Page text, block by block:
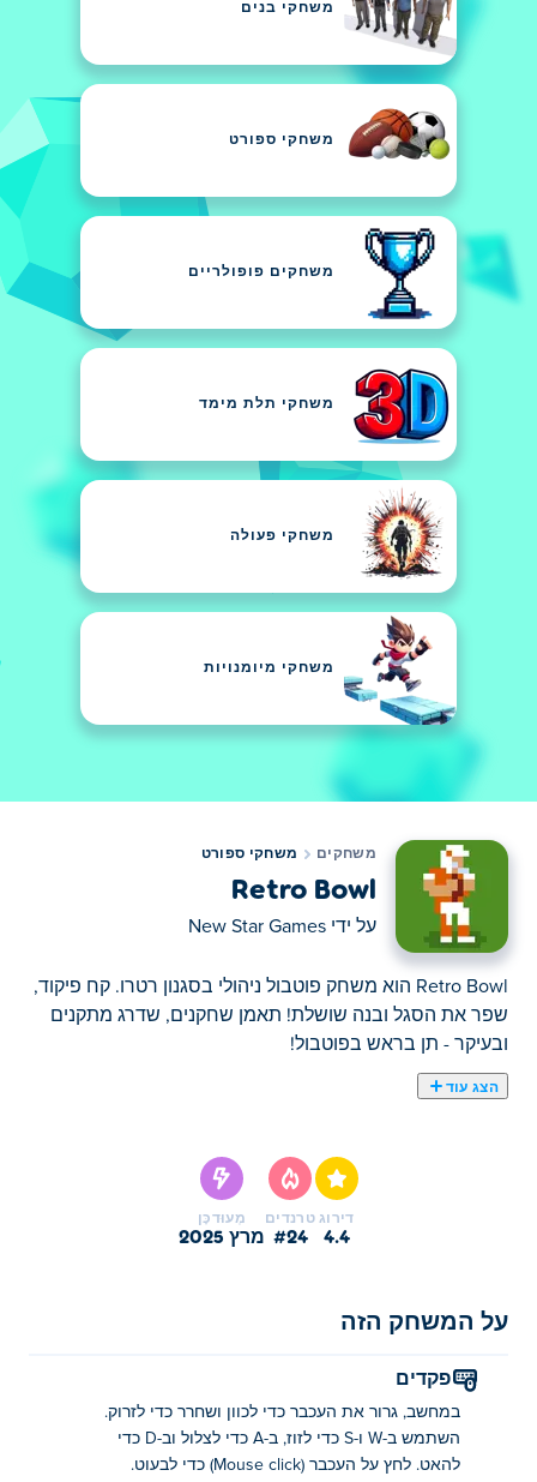
משחקי בנים
משחקי ספורט
משחקים פופולריים
משחקי תלת מימד
משחקי פעולה
משחקי מיומנויות
משחקים משחקי ספורט
Retro Bowl
על ידי New Star Games
Retro Bowl הוא משחק פוטבול ניהולי בסגנון רטרו. קח פיקוד,
שפר את הסגל ובנה שושלת! תאמן שחקנים, שדרג מתקנים
ובעיקר - תן בראש בפוטבול!
הצג עוד
דירוג
4.4
טרנדים
#24
מְעוּדכָּן
מרץ 2025
על המשחק הזה
פקדים
במחשב, גרור את העכבר כדי לכוון ושחרר כדי לזרוק.
השתמש ב-W ו-S כדי לזוז, ב-A כדי לצלול וב-D כדי
להאט. לחץ על העכבר (Mouse click) כדי לבעוט.